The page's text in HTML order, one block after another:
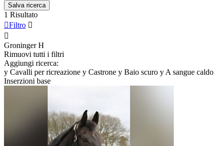
Salva ricerca
1 Risultato
Filtro 

Groninger H
Rimuovi tutti i filtri
Aggiungi ricerca:
y Cavalli per ricreazione y Castrone y Baio scuro y A sangue caldo
Inserzioni base